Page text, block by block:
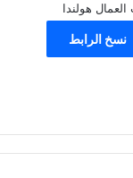
هولندا
نسخ الرابط